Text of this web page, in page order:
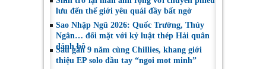
lưu đến thế giới yêu quái đầy bất ngờ
Sao Nhập Ngũ 2026: Quốc Trường, Thúy
Ngân… đối mặt với kỷ luật thép Hải quân
đánh bộ
Sau gần 9 năm cùng Chillies, khang giới
thiệu EP solo đầu tay “ngoi mot minh”